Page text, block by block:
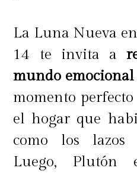
miedos,
experimentando
Acuario nos
puede"obtener la
nos llevará a
iniciativas con
La Luna Nueva
14 te invita a
mundo
momento
el hogar que
como los
Luego, Plutón